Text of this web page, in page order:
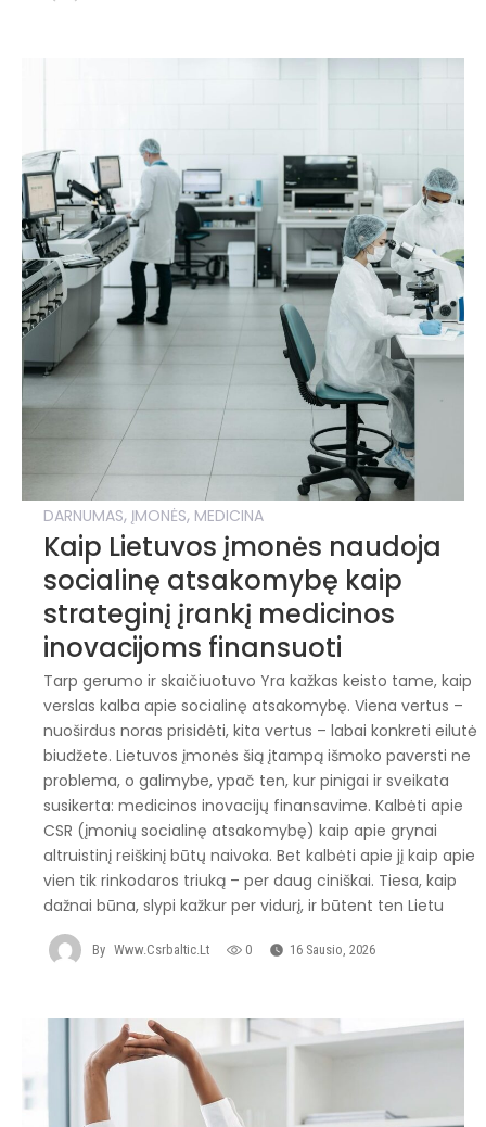
DARNUMAS,ĮMONĖS, MEDICINA
Kaip Lietuvos įmonės naudoja
socialinę atsakomybę kaip
strateginį įrankį medicinos
inovacijoms finansuoti
Tarp gerumo ir skaičiuotuvo Yra kažkas keisto tame, kaip
verslas kalba apie socialinę atsakomybę. Viena vertus –
nuoširdus noras prisidėti, kita vertus – labai konkreti eilutė
biudžete. Lietuvos įmonės šią įtampą išmoko paversti ne
problema, o galimybe, ypač ten, kur pinigai ir sveikata
susikerta: medicinos inovacijų finansavime. Kalbėti apie
CSR (įmonių socialinę atsakomybę) kaip apie grynai
altruistinį reiškinį būtų naivoka. Bet kalbėti apie jį kaip apie
vien tik rinkodaros triuką – per daug ciniškai. Tiesa, kaip
dažnai būna, slypi kažkur per vidurį, ir būtent ten Lietu
By Www.csrbaltic.lt 0 16 Sausio, 2026